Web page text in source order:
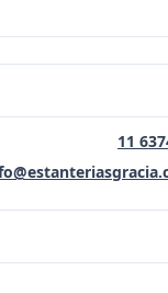
11